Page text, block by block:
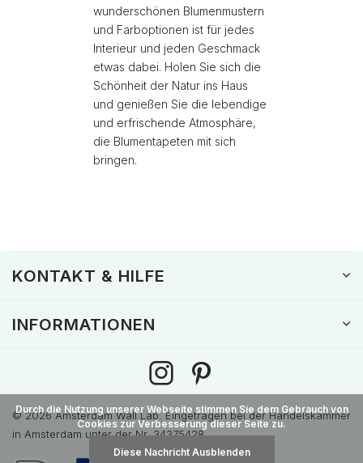
wunderschönen Blumenmustern
und Farboptionen ist für jedes
Interieur und jeden Geschmack
etwas dabei. Holen Sie sich die
Schönheit der Natur ins Haus
und genießen Sie die lebendige
und erfrischende Atmosphäre,
die Blumentapeten mit sich
bringen.
KONTAKT & HILFE
INFORMATIONEN
© 2026 Amsterdam Wall Lab. Eingetragen bei der Handelskammer
in Amsterdam unter der Nr. 34375428
Durch die Nutzung unserer Webseite stimmen Sie dem Gebrauch von
Cookies zur Verbesserung dieser Seite zu.
Diese Nachricht Ausblenden